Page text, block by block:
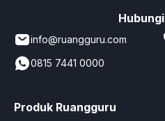
info@ruangguru.com
0815 7441 0000
Produk Ruangguru